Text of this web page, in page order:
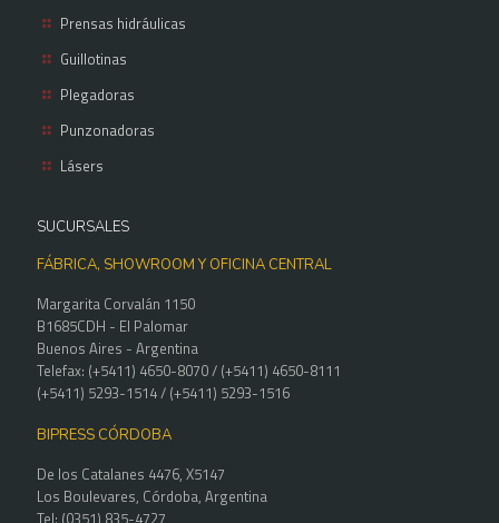
Prensas hidráulicas
Guillotinas
Plegadoras
Punzonadoras
Lásers
SUCURSALES
FÁBRICA, SHOWROOM Y OFICINA CENTRAL
Margarita Corvalán 1150
B1685CDH - El Palomar
Buenos Aires - Argentina
Telefax: (+5411) 4650-8070 / (+5411) 4650-8111
(+5411) 5293-1514 / (+5411) 5293-1516
BIPRESS CÓRDOBA
De los Catalanes 4476, X5147
Los Boulevares, Córdoba, Argentina
Tel: (0351) 835-4727